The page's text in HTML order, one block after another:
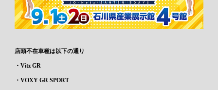
店頭不在車種は以下の通り
・Vitz GR
・VOXY GR SPORT